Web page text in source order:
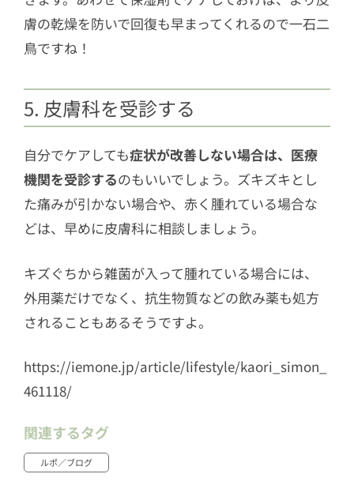
膚の乾燥を防いで回復も早まってくれるので一石二
鳥ですね！
5. 皮膚科を受診する
自分でケアしても症状が改善しない場合は、医療
機関を受診するのもいいでしょう。ズキズキとし
た痛みが引かない場合や、赤く腫れている場合な
どは、早めに皮膚科に相談しましょう。
キズぐちから雑菌が入って腫れている場合には、
外用薬だけでなく、抗生物質などの飲み薬も処方
されることもあるそうですよ。
https://iemone.jp/article/lifestyle/kaori_simon_
461118/
関連するタグ
ルポ／ブログ